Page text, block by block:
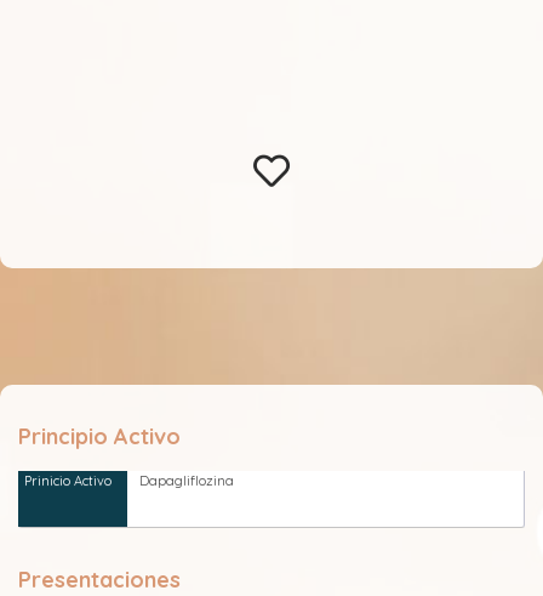
Principio Activo
Dapagliflozina
Presentaciones